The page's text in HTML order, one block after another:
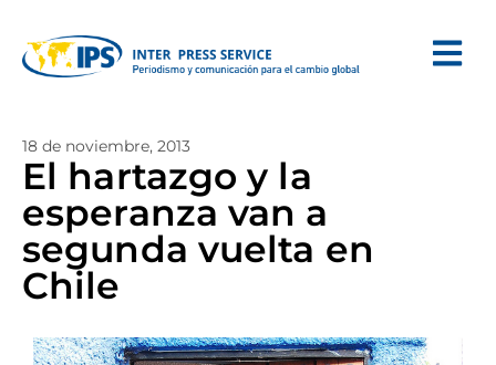
18 de noviembre, 2013
El hartazgo y la
esperanza van a
segunda vuelta en
Chile